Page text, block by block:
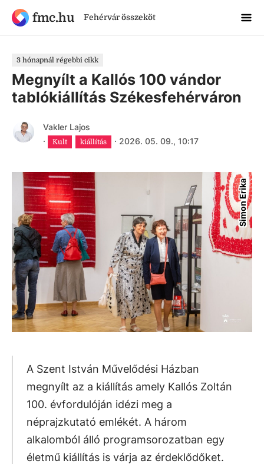
fmc.hu Fehérvár összeköt
3 hónapnál régebbi cikk
Megnyílt a Kallós 100 vándor
tablókiállítás Székesfehérváron
Vakler Lajos
·
Kult kiállítás · 2026. 05. 09., 10:17
Simon Erika
A Szent István Művelődési Házban
megnyílt az a kiállítás amely Kallós Zoltán
100. évfordulóján idézi meg a
néprajzkutató emlékét. A három
alkalomból álló programsorozatban egy
életmű kiállítás is várja az érdeklődőket.